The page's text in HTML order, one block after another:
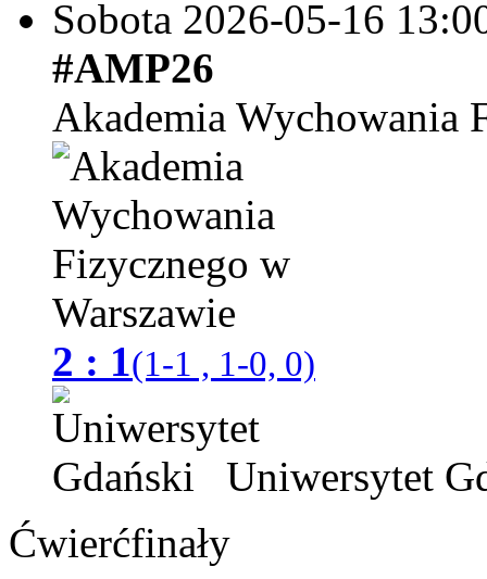
Sobota 2026-05-16
#AMP26
Akademia Wychowania
2 : 1(1-1 , 1-0, 0)
Uniwersytet
Ćwierćfinały